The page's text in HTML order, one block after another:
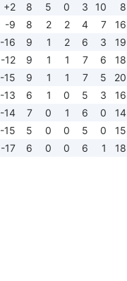
+2 8 5 0 3 10
8
-9 8 2 2 4 7
16
-16 9 1 2 6 3
19
-12 9 1 1 7 6
18
-15 9 1 1 7 5
20
-13 6 1 0 5 3
16
-14 7 0 1 6 0
14
-15 5 0 0 5 0
15
-17 6 0 0 6 1 18